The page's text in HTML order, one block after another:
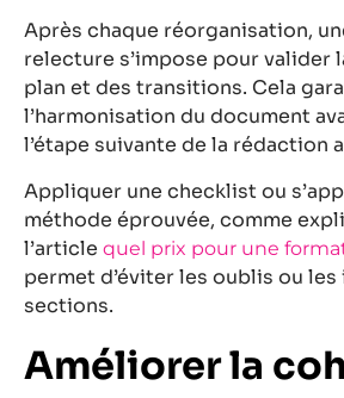
Après chaque réorganisation,
relecture s’impose pour valider
plan et des transitions. Cela
l’harmonisation du document
l’étape suivante de la rédaction
Appliquer une checklist ou
méthode éprouvée, comme
l’article quel prix pour une
permet d’éviter les oublis ou
sections.
Améliorer la